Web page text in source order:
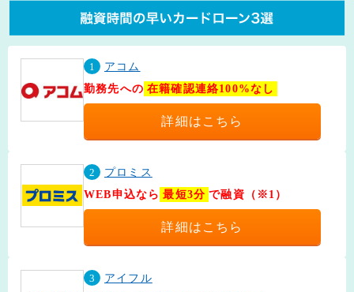
1
アコム
勤務先への 在籍確認連絡100%なし
詳細はこちら
2
プロミス
WEB申込なら 最短3分 で融資（※1）
詳細はこちら
3
アイフル